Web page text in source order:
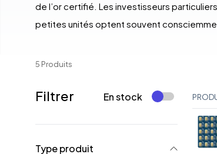
de l’or certifié. Les investisseurs
petites unités optent souvent
5 Produits
Filtrer En stock
Type produit